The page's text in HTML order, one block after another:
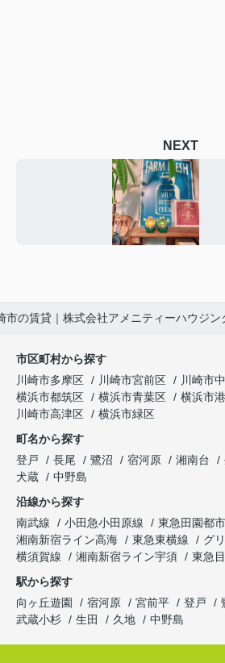
NEXT
市の賃貸｜株式会社アメニティーハウジン
市区町村から探す
川崎市多摩区
川崎市宮前区 川崎市
横浜市都筑区
横浜市青葉区 横浜市
川崎市高津区
横浜市緑区
町名から探す
登戸
長尾 鷺沼 宿河原 湘南台
犬蔵
中野島
沿線から探す
南武線
小田急小田原線 東急田園都
湘南新宿ライン高海
東急東横線
グ
横須賀線
湘南新宿ライン宇須
東急
駅から探す
向ヶ丘遊園
宿河原 宮前平 登戸
武蔵小杉
生田 久地 中野島